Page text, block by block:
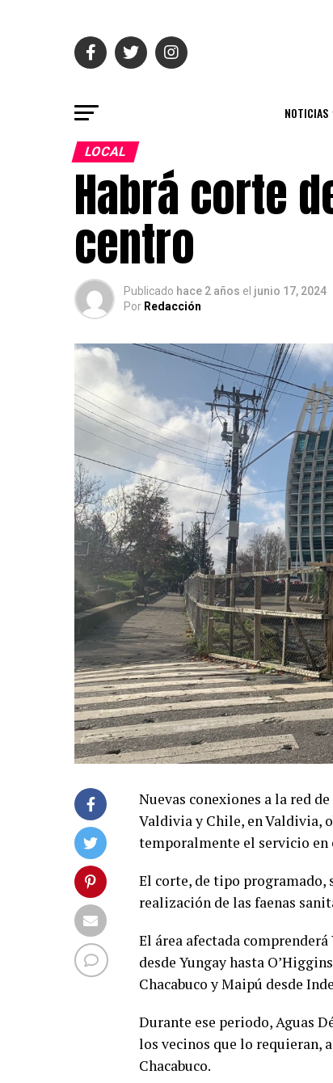
NOTICIAS
LOCAL
Habrá corte
centro
Publicado hace 2 años el junio 17, 2024
Por Redacción
Nuevas conexiones a la red
Valdivia y Chile, en Valdivia,
temporalmente el servicio en
El corte, de tipo programado,
realización de las faenas
El área afectada
desde Yungay hasta
Chacabuco y Maipú desde
Durante ese periodo, Aguas
los vecinos que lo requieran,
Chacabuco.